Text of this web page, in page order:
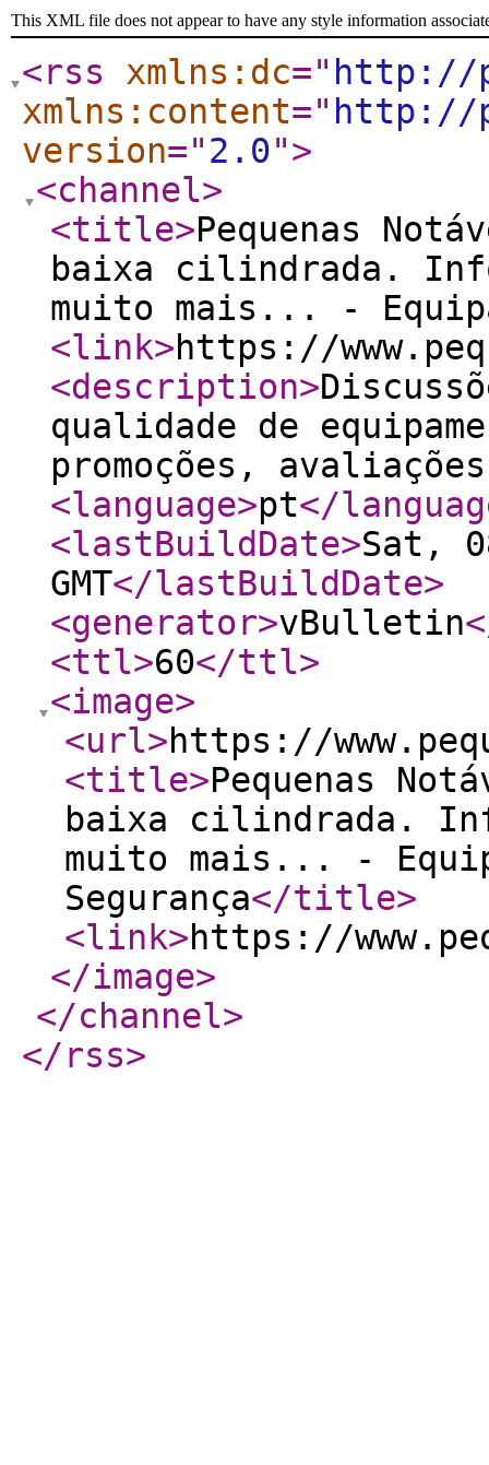
This XML file does not appear to have any style information
<rss xmlns:dc=" http://
xmlns:content=" http://
version="2.0">
<channel>
<title>Pequenas
baixa cilindrada.
muito mais... -
<link>https://
<description>
qualidade de
promoções,
<language>pt</
<lastBuildDate>Sat,
GMT</lastBuildDate>
<generator>vBulletin
<ttl>60</ttl>
<image>
<url>https://
<title>Pequenas
baixa cilindrada.
muito mais... -
Segurança</title>
<link>https://
</image>
</channel>
</rss>